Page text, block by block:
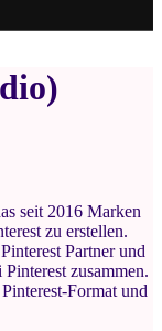
seit 2016 Marken
zu erstellen.
Partner und
zusammen.
Format und